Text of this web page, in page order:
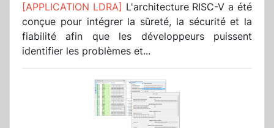
[APPLICATION LDRA] L'architecture RISC-V a été
conçue pour intégrer la sûreté, la sécurité et la
fiabilité afin que les développeurs puissent
identifier les problèmes et...